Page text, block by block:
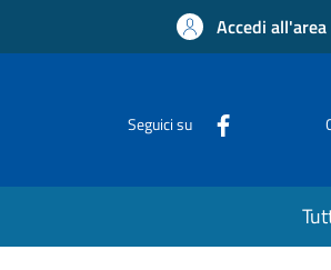
Accedi
Seguici su